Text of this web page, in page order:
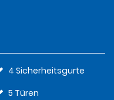
4 Sicherheitsgurte
5 Türen